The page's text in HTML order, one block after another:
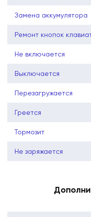
Замена аккумулятора
Ремонт кнопок
Не включается
Выключается
Перезагружается
Греется
Тормозит
Не заряжается